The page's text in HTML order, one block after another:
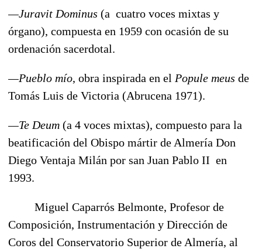
—Juravit Dominus (a cuatro voces mixtas y
órgano), compuesta en 1959 con ocasión de su
ordenación sacerdotal.
—Pueblo mío, obra inspirada en el Popule meus de
Tomás Luis de Victoria (Abrucena 1971).
—Te Deum (a 4 voces mixtas), compuesto para la
beatificación del Obispo mártir de Almería Don
Diego Ventaja Milán por san Juan Pablo II en
1993.
Miguel Caparrós Belmonte, Profesor de
Composición, Instrumentación y Dirección de
Coros del Conservatorio Superior de Almería, al